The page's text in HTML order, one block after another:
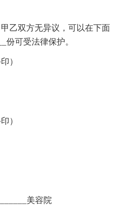
双方无异议，可以在下面
份可受法律保护。
）
）
美容院